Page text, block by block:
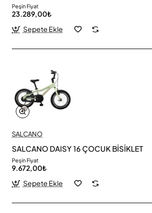
Peşin Fiyat
23.289,00₺
Sepete Ekle
SALCANO
SALCANO DAISY 16 ÇOCUK BİSİKLET
Peşin Fiyat
9.672,00₺
Sepete Ekle